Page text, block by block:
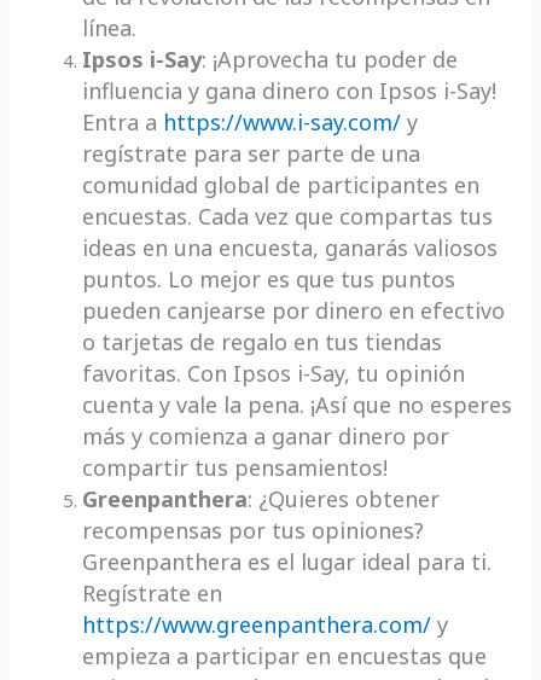
línea.
Ipsos i-Say: ¡Aprovecha tu poder de
influencia y gana dinero con Ipsos i-Say!
Entra a https://www.i-say.com/ y
regístrate para ser parte de una
comunidad global de participantes en
encuestas. Cada vez que compartas tus
ideas en una encuesta, ganarás valiosos
puntos. Lo mejor es que tus puntos
pueden canjearse por dinero en efectivo
o tarjetas de regalo en tus tiendas
favoritas. Con Ipsos i-Say, tu opinión
cuenta y vale la pena. ¡Así que no esperes
más y comienza a ganar dinero por
compartir tus pensamientos!
Greenpanthera: ¿Quieres obtener
recompensas por tus opiniones?
Greenpanthera es el lugar ideal para ti.
Regístrate en
https://www.greenpanthera.com/ y
empieza a participar en encuestas que